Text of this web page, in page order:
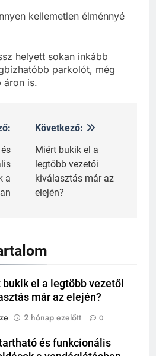
kellemetlen élménnyé
helyett sokan inkább
parkolót, még
áron is.
a
Következő:
Miért bukik el a
legtöbb vezetői
kiválasztás már az
elején?
bukik el a legtöbb vezetői
már az elején?
2 hónap ezelőtt 0
és funkcionális